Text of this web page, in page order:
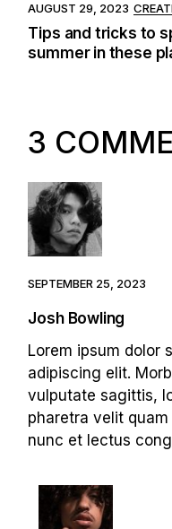
AUGUST 29, 2023
Tips and tricks to
summer in these
3
SEPTEMBER 25, 2023
Josh Bowling
Lorem ipsum dolor
adipiscing elit.
vulputate sagittis,
pharetra velit
nunc et lectus